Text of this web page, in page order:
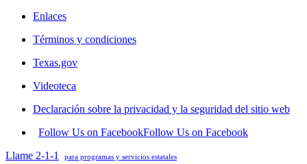
Enlaces
Términos y condiciones
Texas.gov
Videoteca
Declaración sobre la privacidad y la seguridad del sitio web
Follow Us on FacebookFollow Us on Facebook
Llame 2-1-1
para programas y servicios estatales